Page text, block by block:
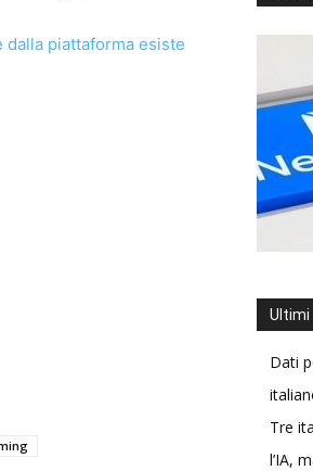
piattaforma esiste
Ultimi
Dati
Tre
l’IA,